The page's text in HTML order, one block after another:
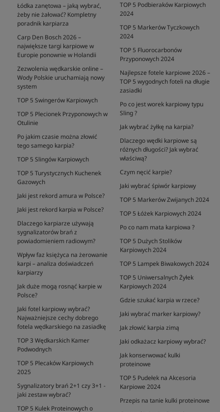
Łódka zanętowa – jaką wybrać,
żeby nie żałować? Kompletny
poradnik karpiarza
Carp Den Bosch 2026 –
największe targi karpiowe w
Europie ponownie w Holandii
Zezwolenia wędkarskie online –
Wody Polskie uruchamiają nowy
system
TOP 5 Swingerów Karpiowych
TOP 5 Plecionek Przyponowych w
Otulinie
Po jakim czasie można złowić
tego samego karpia?
TOP 5 Slingów Karpiowych
TOP 5 Turystycznych Kuchenek
Gazowych
Jaki jest rekord amura w Polsce?
Jaki jest rekord karpia w Polsce?
Dlaczego karpiarze używają
sygnalizatorów brań z
powiadomieniem radiowym?
Wpływ faz księżyca na żerowanie
karpi – analiza doświadczeń
karpiarzy
Jak duże mogą rosnąć karpie w
Polsce?
Jaki fotel karpiowy wybrać?
Najważniejsze cechy dobrego
fotela wędkarskiego na zasiadkę
TOP 3 Wędkarskich Kamer
Podwodnych
TOP 5 Plecaków Karpiowych
2025
Sygnalizatory brań 2+1 czy 3+1 -
jaki zestaw wybrać?
TOP 5 Kulek Proteinowych o
TOP 5 Podbieraków Karpiowych
2024
TOP 5 Markerów Tyczkowych
2024
TOP 5 Fluorocarbonów
Przyponowych 2024
Najlepsze fotele karpiowe 2026 –
TOP 5 wygodnych foteli na długie
zasiadki
Po co jest worek karpiowy typu
Sling ?
Jak wybrać żyłkę na karpia?
Dlaczego wędki karpiowe są
różnych długości? Jak wybrać
właściwą?
Czym nęcić karpie?
Jaki wybrać śpiwór karpiowy
TOP 5 Markerów Zwijanych 2024
TOP 5 Łóżek Karpiowych 2024
Po co nam mata karpiowa ?
TOP 5 Dużych Stolików
Karpiowych 2024
TOP 5 Lampek Biwakowych 2024
TOP 5 Uniwersalnych Żyłek
Karpiowych 2024
Gdzie szukać karpia w rzece?
Jaki wybrać marker karpiowy?
Jak złowić karpia zimą
Jaki odkażacz karpiowy wybrać?
Jak konserwować kulki
proteinowe
TOP 5 Pudełek na Akcesoria
Karpiowe 2024
Przepis na tanie kulki proteinowe